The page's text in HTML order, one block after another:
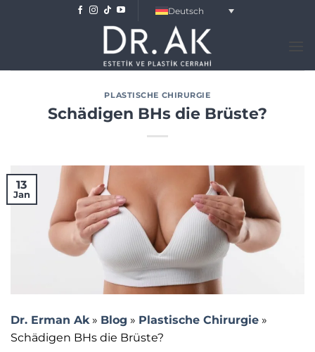
Deutsch
PLASTISCHE CHIRURGIE
Schädigen BHs die Brüste?
13
Jan
Dr. Erman Ak» Blog » Plastische Chirurgie »
Schädigen BHs die Brüste?